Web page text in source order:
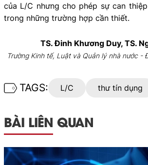
của L/C nhưng cho phép sự can
trong những trường hợp cần thiết.
TS. Đinh Khương Duy, TS.
Trường Kinh tế, Luật và Quản lý nhà nước -
TAGS: L/C thư tín dụng
BÀI LIÊN QUAN